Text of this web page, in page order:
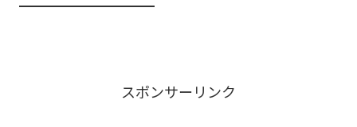
スポンサーリンク